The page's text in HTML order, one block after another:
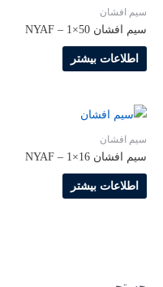
سیم افشان
سیم افشان NYAF – 1×50
اطلاعات بیشتر
سیم افشان
سیم افشان NYAF – 1×16
اطلاعات بیشتر